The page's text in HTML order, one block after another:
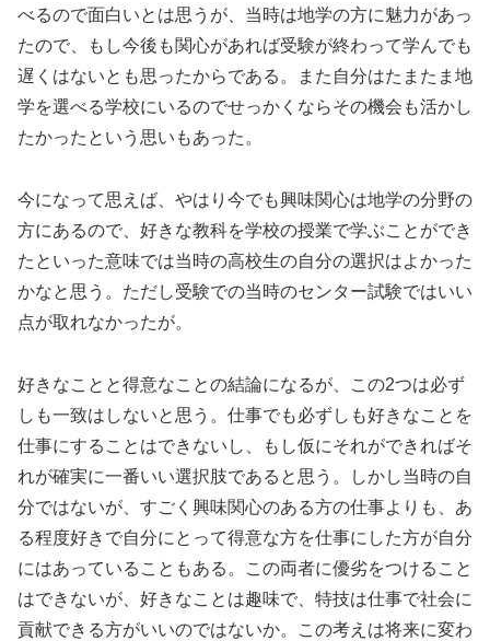
べるので面白いとは思うが、当時は地学の方に魅力があっ
たので、もし今後も関心があれば受験が終わって学んでも
遅くはないとも思ったからである。また自分はたまたま地
学を選べる学校にいるのでせっかくならその機会も活かし
たかったという思いもあった。
今になって思えば、やはり今でも興味関心は地学の分野の
方にあるので、好きな教科を学校の授業で学ぶことができ
たといった意味では当時の高校生の自分の選択はよかった
かなと思う。ただし受験での当時のセンター試験ではいい
点が取れなかったが。
好きなことと得意なことの結論になるが、この2つは必ず
しも一致はしないと思う。仕事でも必ずしも好きなことを
仕事にすることはできないし、もし仮にそれができればそ
れが確実に一番いい選択肢であると思う。しかし当時の自
分ではないが、すごく興味関心のある方の仕事よりも、あ
る程度好きで自分にとって得意な方を仕事にした方が自分
にはあっていることもある。この両者に優劣をつけること
はできないが、好きなことは趣味で、特技は仕事で社会に
貢献できる方がいいのではないか。この考えは将来に変わ